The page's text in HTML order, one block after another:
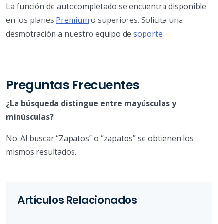
La función de autocompletado se encuentra disponible
en los planes Premium o superiores. Solicita una
desmotración a nuestro equipo de soporte.
Preguntas Frecuentes
¿La búsqueda distingue entre mayúsculas y
minúsculas?
No. Al buscar “Zapatos” o “zapatos” se obtienen los
mismos resultados.
Artículos Relacionados